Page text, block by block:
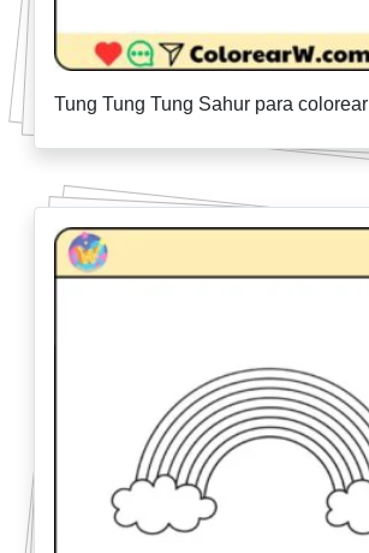
Tung Tung Tung Sahur para colorear